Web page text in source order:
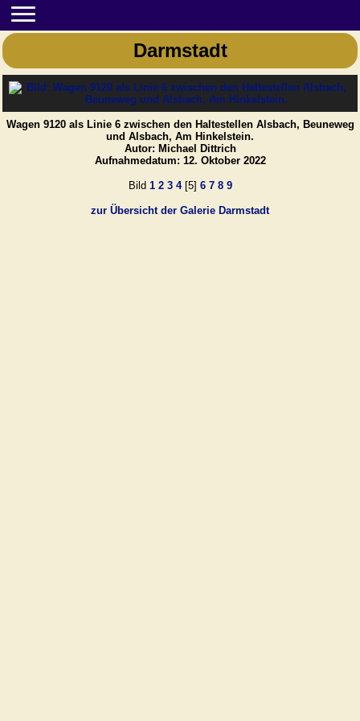
Darmstadt
Wagen 9120 als Linie 6 zwischen den Haltestellen Alsbach, Beuneweg
und Alsbach, Am Hinkelstein.
Autor: Michael Dittrich
Aufnahmedatum: 12. Oktober 2022
Bild 1 2 3 4[5] 6 7 8 9
zur Übersicht der Galerie Darmstadt